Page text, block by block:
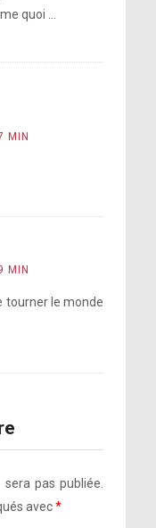
quoi …
MIN
MIN
tourner le monde
pas publiée.
avec*